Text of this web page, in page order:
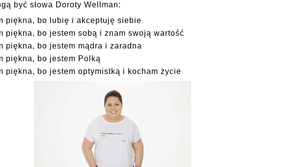
być słowa Doroty Wellman:
piękna, bo lubię i akceptuję siebie
piękna, bo jestem sobą i znam swoją wartość
piękna, bo jestem mądra i zaradna
piękna, bo jestem Polką
piękna, bo jestem optymistką i kocham życie